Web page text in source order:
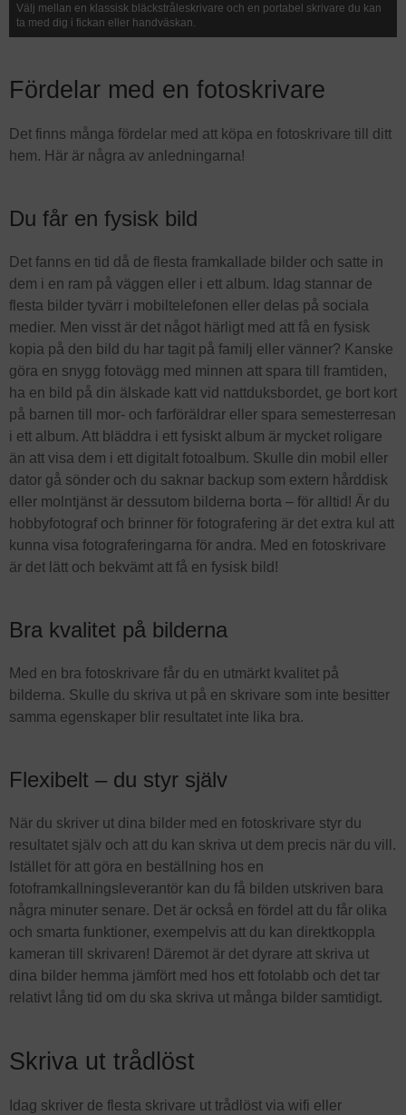
Välj mellan en klassisk bläckstråleskrivare och en portabel skrivare du kan
ta med dig i fickan eller handväskan.
Fördelar med en fotoskrivare
Det finns många fördelar med att köpa en fotoskrivare till ditt
hem. Här är några av anledningarna!
Du får en fysisk bild
Det fanns en tid då de flesta framkallade bilder och satte in
dem i en ram på väggen eller i ett album. Idag stannar de
flesta bilder tyvärr i mobiltelefonen eller delas på sociala
medier. Men visst är det något härligt med att få en fysisk
kopia på den bild du har tagit på familj eller vänner? Kanske
göra en snygg fotovägg med minnen att spara till framtiden,
ha en bild på din älskade katt vid nattduksbordet, ge bort kort
på barnen till mor- och farföräldrar eller spara semesterresan
i ett album. Att bläddra i ett fysiskt album är mycket roligare
än att visa dem i ett digitalt fotoalbum. Skulle din mobil eller
dator gå sönder och du saknar backup som extern hårddisk
eller molntjänst är dessutom bilderna borta – för alltid! Är du
hobbyfotograf och brinner för fotografering är det extra kul att
kunna visa fotograferingarna för andra. Med en fotoskrivare
är det lätt och bekvämt att få en fysisk bild!
Bra kvalitet på bilderna
Med en bra fotoskrivare får du en utmärkt kvalitet på
bilderna. Skulle du skriva ut på en skrivare som inte besitter
samma egenskaper blir resultatet inte lika bra.
Flexibelt – du styr själv
När du skriver ut dina bilder med en fotoskrivare styr du
resultatet själv och att du kan skriva ut dem precis när du vill.
Istället för att göra en beställning hos en
fotoframkallningsleverantör kan du få bilden utskriven bara
några minuter senare. Det är också en fördel att du får olika
och smarta funktioner, exempelvis att du kan direktkoppla
kameran till skrivaren! Däremot är det dyrare att skriva ut
dina bilder hemma jämfört med hos ett fotolabb och det tar
relativt lång tid om du ska skriva ut många bilder samtidigt.
Skriva ut trådlöst
Idag skriver de flesta skrivare ut trådlöst via wifi eller